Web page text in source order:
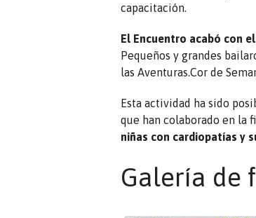
capacitación.
El Encuentro acabó con
Pequeños y grandes
las Aventuras.Cor de
Esta actividad ha sido
que han colaborado en la
niñas con cardiopatías y
Galería de